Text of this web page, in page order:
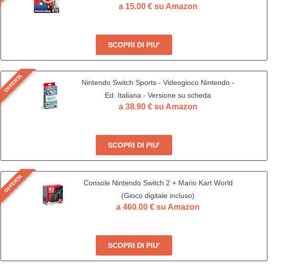
a 15.00 € su Amazon
SCOPRI DI PIU'
OFFERTA
Nintendo Switch Sports - Videogioco Nintendo -
Ed. Italiana - Versione su scheda
a 38.90 € su Amazon
SCOPRI DI PIU'
OFFERTA
Console Nintendo Switch 2 + Mario Kart World
(Gioco digitale incluso)
a 460.00 € su Amazon
SCOPRI DI PIU'